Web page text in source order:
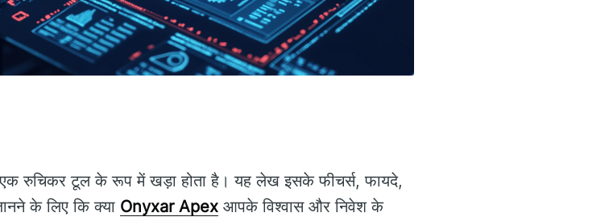
रुचिकर टूल के रूप में खड़ा होता है। यह लेख इसके फीचर्स, फायदे,
के लिए कि क्या Onyxar Apex आपके विश्वास और निवेश के